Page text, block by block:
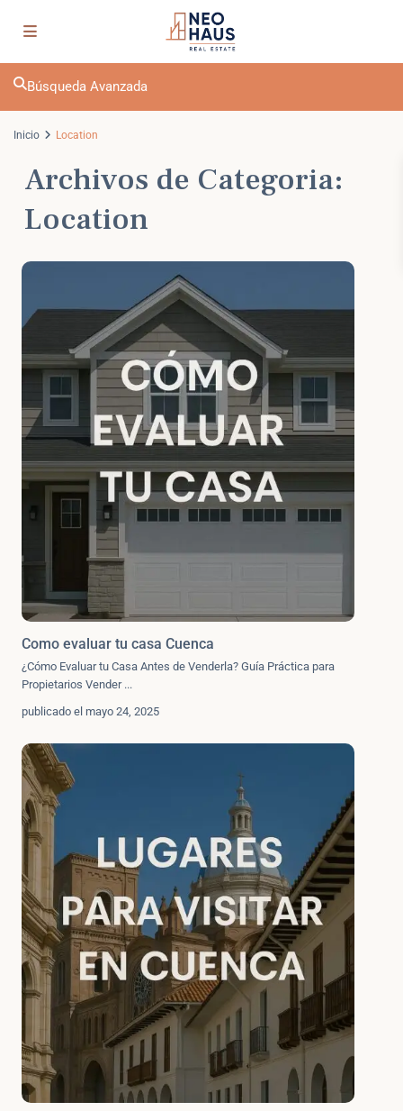
Búsqueda Avanzada
Inicio Location
Archivos de Categoria:
Location
Como evaluar tu casa Cuenca
¿Cómo Evaluar tu Casa Antes de Venderla? Guía Práctica para
Propietarios Vender ...
publicado el mayo 24, 2025